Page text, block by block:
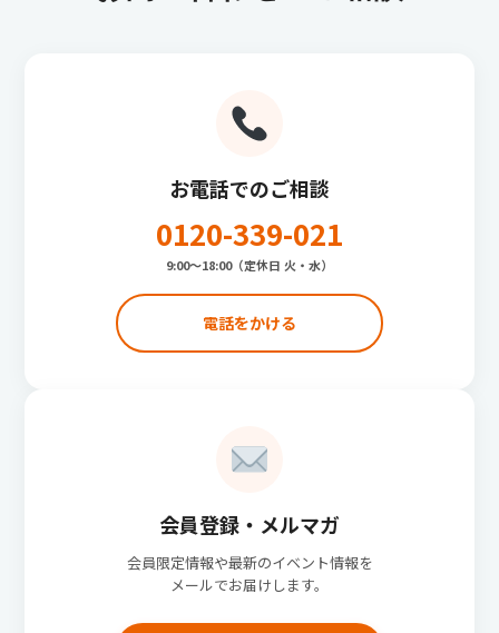
お電話でのご相談
0120-339-021
9:00〜18:00（定休日 火・水）
電話をかける
会員登録・メルマガ
会員限定情報や最新のイベント情報を
メールでお届けします。